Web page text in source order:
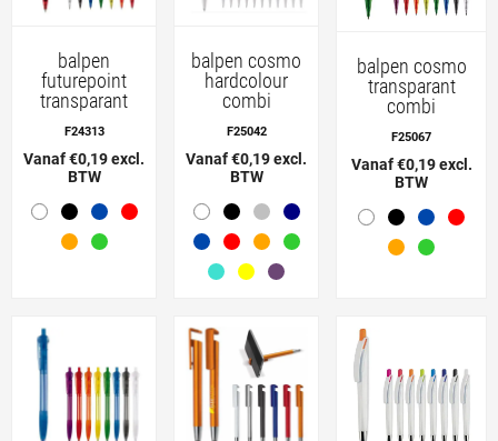
balpen
futurepoint
transparant
F24313
Vanaf €0,19 excl.
BTW
balpen cosmo
hardcolour
combi
F25042
Vanaf €0,19 excl.
BTW
balpen cosmo
transparant
combi
F25067
Vanaf €0,19 excl.
BTW